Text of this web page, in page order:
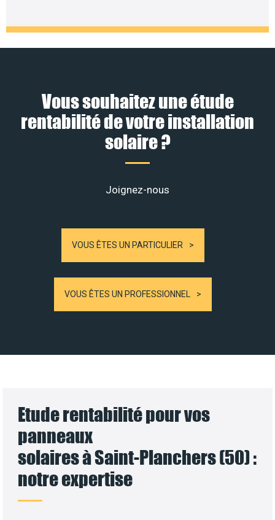
Vous souhaitez une étude
rentabilité de votre installation
solaire ?
Joignez-nous
VOUS ÊTES UN PARTICULIER
VOUS ÊTES UN PROFESSIONNEL
Etude rentabilité pour vos
panneaux
solaires à Saint-Planchers (50) :
notre expertise